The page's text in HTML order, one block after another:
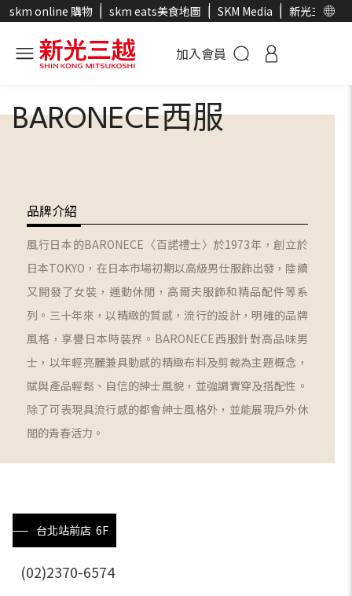
skm online 購物 skm eats美食地圖 SKM Media 新光三越官
加入會員
BARONECE西服
品牌介紹
風行日本的BARONECE〈百諾禮士〉於1973年，創立於
日本TOKYO，在日本市場初期以高級男仕服飾出發，陸續
又開發了女裝，運動休閒，高爾夫服飾和精品配件等系
列。三十年來，以精緻的質感，流行的設計，明確的品牌
風格，享譽日本時裝界。BARONECE西服針對高品味男
士，以年輕亮麗兼具動感的精緻布料及剪裁為主題概念，
賦與產品輕鬆、自信的紳士風貌，並強調實穿及搭配性。
除了可表現具流行感的都會紳士風格外，並能展現戶外休
閒的青春活力。
台北站前店 6F
(02)2370-6574